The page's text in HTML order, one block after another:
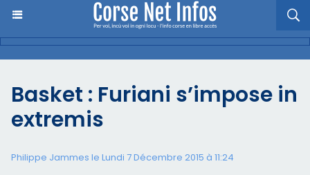
Basket : Furiani s’impose in
extremis
Philippe Jammes le Lundi 7 Décembre 2015 à 11:24